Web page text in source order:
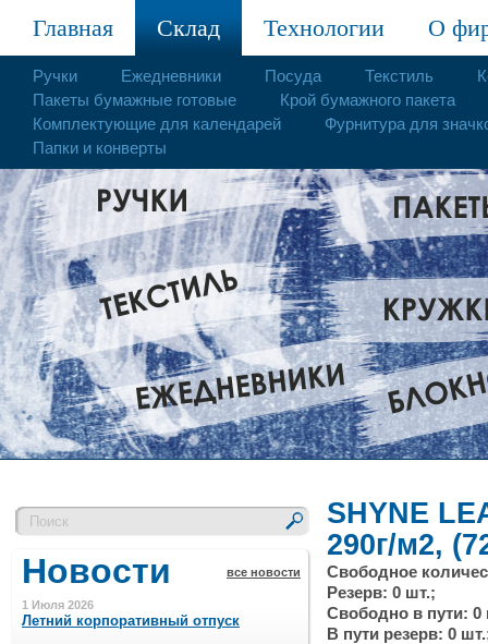
Главная Склад Технологии О
Ручки Ежедневники Посуда Текстиль
Пакеты бумажные готовые
Крой бумажного пакета
Комплектующие для календарей
Фурнитура для
Папки и конверты
Новости все новости
1 Июля 2026
Летний корпоративный отпуск
SHYNE
290г/м2,
Свободное
Резерв: 0 шт.;
Свободно в пути: 0
В пути резерв: 0